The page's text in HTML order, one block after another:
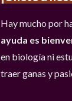
Hay mucho por
ayuda es
en biología ni
traer ganas y